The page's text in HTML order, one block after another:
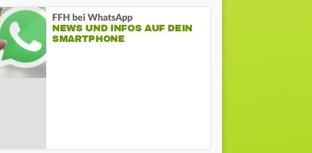
FFH bei WhatsApp
NEWS UND INFOS AUF DEIN
SMARTPHONE